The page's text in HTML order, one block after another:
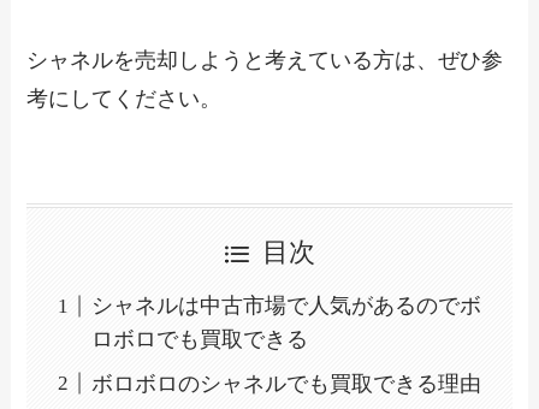
シャネルを売却しようと考えている方は、ぜひ参
考にしてください。
目次
シャネルは中古市場で人気があるのでボ
ロボロでも買取できる
ボロボロのシャネルでも買取できる理由